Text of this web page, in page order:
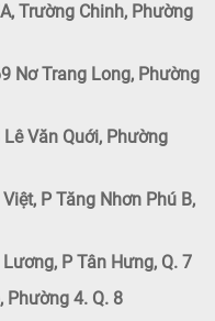
Trường Chinh, Phường
Nơ Trang Long, Phường
Văn Quới, Phường
P Tăng Nhơn Phú B,
P Tân Hưng, Q. 7
Phường 4. Q. 8